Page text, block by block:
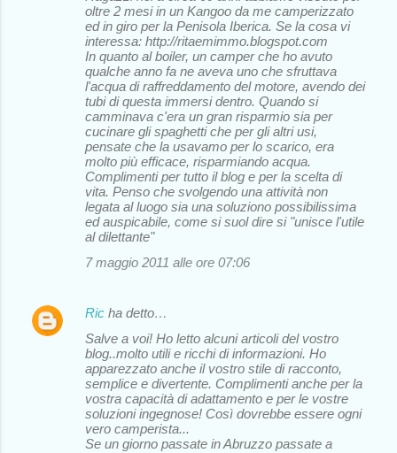
oltre 2 mesi in un Kangoo da me camperizzato
ed in giro per la Penisola Iberica. Se la cosa vi
interessa: http://ritaemimmo.blogspot.com
In quanto al boiler, un camper che ho avuto
qualche anno fa ne aveva uno che sfruttava
l'acqua di raffreddamento del motore, avendo dei
tubi di questa immersi dentro. Quando si
camminava c'era un gran risparmio sia per
cucinare gli spaghetti che per gli altri usi,
pensate che la usavamo per lo scarico, era
molto più efficace, risparmiando acqua.
Complimenti per tutto il blog e per la scelta di
vita. Penso che svolgendo una attività non
legata al luogo sia una soluziono possibilissima
ed auspicabile, come si suol dire si "unisce l'utile
al dilettante"
7 maggio 2011 alle ore 07:06
Ric ha detto…
Salve a voi! Ho letto alcuni articoli del vostro
blog..molto utili e ricchi di informazioni. Ho
apparezzato anche il vostro stile di racconto,
semplice e divertente. Complimenti anche per la
vostra capacità di adattamento e per le vostre
soluzioni ingegnose! Così dovrebbe essere ogni
vero camperista...
Se un giorno passate in Abruzzo passate a